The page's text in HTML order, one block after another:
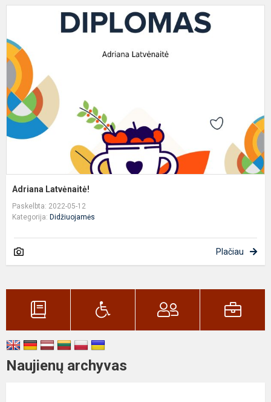
Adriana Latvėnaitė!
Paskelbta: 2022-05-12
Kategorija: Didžiuojamės
Plačiau
Naujienų archyvas